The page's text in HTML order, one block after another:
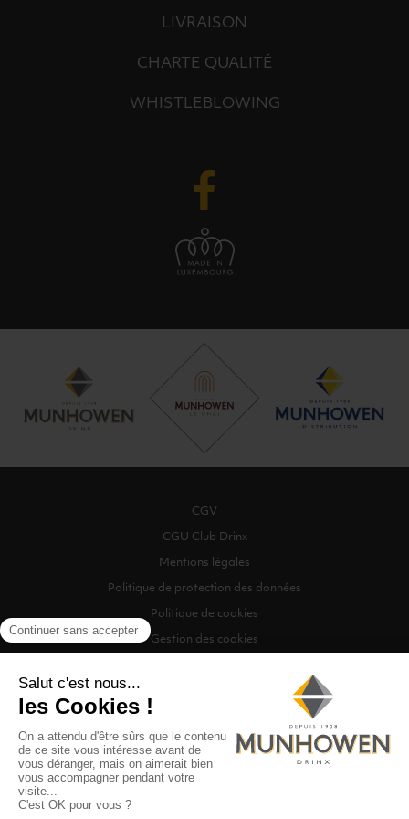
LIVRAISON
CHARTE QUALITÉ
WHISTLEBLOWING
CGV
CGU Club Drinx
Mentions légales
Politique de protection des données
Politique de cookies
Gestion des cookies
©2026 Munhowen Drinx / Tous droits réservés
Digitalised by